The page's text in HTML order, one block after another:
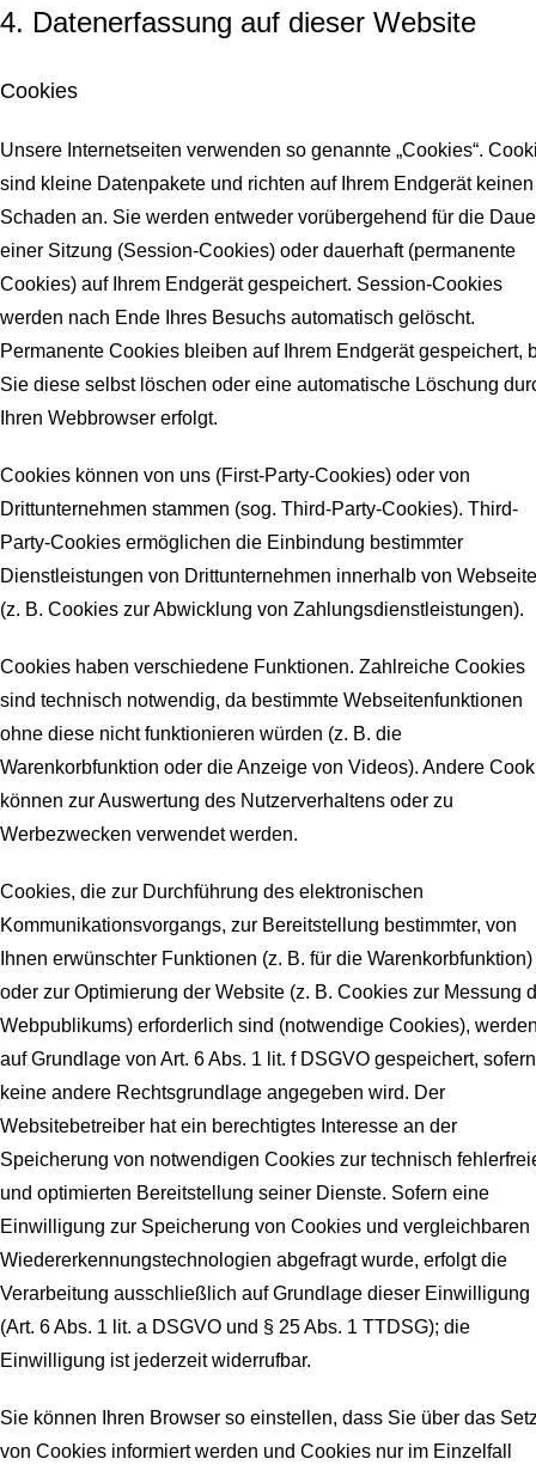
4. Datenerfassung auf dieser Website
Cookies
Unsere Internetseiten verwenden so genannte „Cookies“.
sind kleine Datenpakete und richten auf Ihrem Endgerät keinen
Schaden an. Sie werden entweder vorübergehend für die
einer Sitzung (Session-Cookies) oder dauerhaft (permanente
Cookies) auf Ihrem Endgerät gespeichert. Session-Cookies
werden nach Ende Ihres Besuchs automatisch gelöscht.
Permanente Cookies bleiben auf Ihrem Endgerät gespeichert,
Sie diese selbst löschen oder eine automatische Löschung
Ihren Webbrowser erfolgt.
Cookies können von uns (First-Party-Cookies) oder von
Drittunternehmen stammen (sog. Third-Party-Cookies). Third-
Party-Cookies ermöglichen die Einbindung bestimmter
Dienstleistungen von Drittunternehmen innerhalb von
(z. B. Cookies zur Abwicklung von Zahlungsdienstleistungen).
Cookies haben verschiedene Funktionen. Zahlreiche Cookies
sind technisch notwendig, da bestimmte Webseitenfunktionen
ohne diese nicht funktionieren würden (z. B. die
Warenkorbfunktion oder die Anzeige von Videos). Andere
können zur Auswertung des Nutzerverhaltens oder zu
Werbezwecken verwendet werden.
Cookies, die zur Durchführung des elektronischen
Kommunikationsvorgangs, zur Bereitstellung bestimmter, von
Ihnen erwünschter Funktionen (z. B. für die Warenkorbfunktion)
oder zur Optimierung der Website (z. B. Cookies zur Messung
Webpublikums) erforderlich sind (notwendige Cookies),
auf Grundlage von Art. 6 Abs. 1 lit. f DSGVO gespeichert, sofern
keine andere Rechtsgrundlage angegeben wird. Der
Websitebetreiber hat ein berechtigtes Interesse an der
Speicherung von notwendigen Cookies zur technisch
und optimierten Bereitstellung seiner Dienste. Sofern eine
Einwilligung zur Speicherung von Cookies und vergleichbaren
Wiedererkennungstechnologien abgefragt wurde, erfolgt die
Verarbeitung ausschließlich auf Grundlage dieser Einwilligung
(Art. 6 Abs. 1 lit. a DSGVO und § 25 Abs. 1 TTDSG); die
Einwilligung ist jederzeit widerrufbar.
Sie können Ihren Browser so einstellen, dass Sie über das
von Cookies informiert werden und Cookies nur im Einzelfall